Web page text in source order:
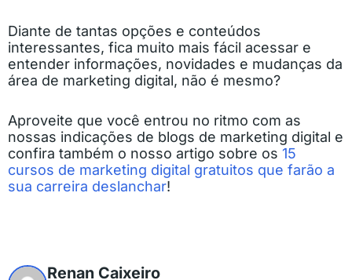
Diante de tantas opções e conteúdos
interessantes, fica muito mais fácil acessar e
entender informações, novidades e mudanças da
área de marketing digital, não é mesmo?
Aproveite que você entrou no ritmo com as
nossas indicações de blogs de marketing digital e
confira também o nosso artigo sobre os 15
cursos de marketing digital gratuitos que farão a
sua carreira deslanchar!
Renan Caixeiro